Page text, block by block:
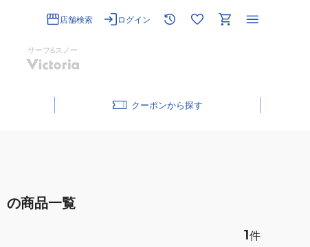
店舗検索 ログイン
サーフ&スノー
クーポン
の商品一覧
1件